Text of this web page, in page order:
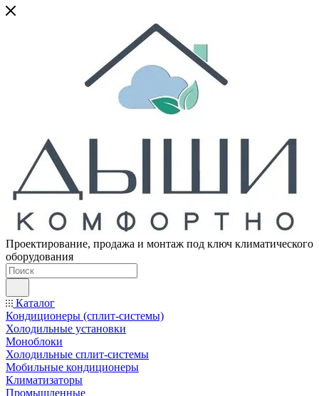
Проектирование, продажа и монтаж под ключ климатического
оборудования
Каталог
Кондиционеры (сплит-системы)
Холодильные установки
Моноблоки
Холодильные сплит-системы
Мобильные кондиционеры
Климатизаторы
Промышленные